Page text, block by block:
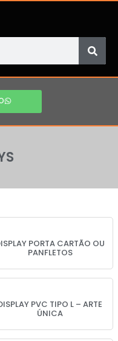
PORTA CARTÃO OU
PANFLETOS
PVC TIPO L – ARTE
ÚNICA